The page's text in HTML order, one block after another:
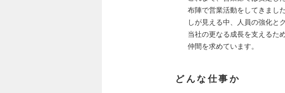
布陣で営業活動をしてきまし
しが見える中、人員の強化と
当社の更なる成長を支えるた
仲間を求めています。
どんな仕事か